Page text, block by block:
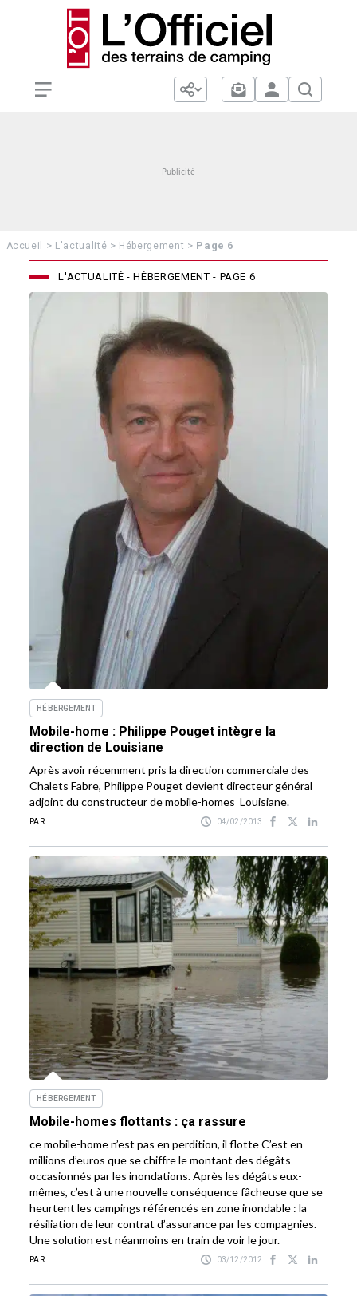
Accueil > L'actualité > Hébergement > Page 6
L'ACTUALITÉ - HÉBERGEMENT - PAGE 6
HÉBERGEMENT
Mobile-home : Philippe Pouget intègre la
direction de Louisiane
Après avoir récemment pris la direction commerciale des
Chalets Fabre, Philippe Pouget devient directeur général
adjoint du constructeur de mobile-homes Louisiane.
PAR 04/02/2013
HÉBERGEMENT
Mobile-homes flottants : ça rassure
ce mobile-home n’est pas en perdition, il flotte C’est en
millions d’euros que se chiffre le montant des dégâts
occasionnés par les inondations. Après les dégâts eux-
mêmes, c’est à une nouvelle conséquence fâcheuse que se
heurtent les campings référencés en zone inondable : la
résiliation de leur contrat d’assurance par les compagnies.
Une solution est néanmoins en train de voir le jour.
PAR 03/12/2012